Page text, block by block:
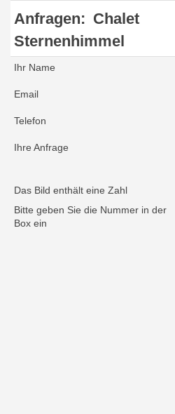
Anfragen: Chalet
Sternenhimmel
Ihr Name
Email
Telefon
Ihre Anfrage
Das Bild enthält eine Zahl
Bitte geben Sie die Nummer in der
Box ein